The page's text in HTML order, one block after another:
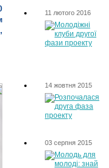
11 лютого 2016
14 жовтня 2015
03 серпня 2015